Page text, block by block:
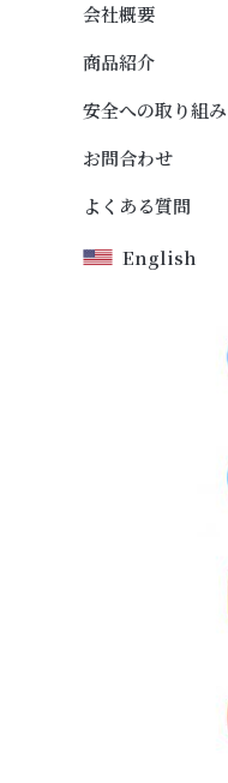
会社概要
商品紹介
安全への取り組み
お問合わせ
よくある質問
English